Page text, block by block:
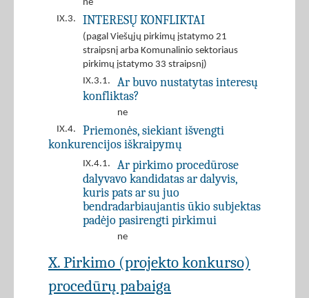
ne
IX.3.
INTERESŲ KONFLIKTAI
(pagal Viešųjų pirkimų įstatymo 21
straipsnį arba Komunalinio sektoriaus
pirkimų įstatymo 33 straipsnį)
IX.3.1.
Ar buvo nustatytas interesų
konfliktas?
ne
IX.4.
Priemonės, siekiant išvengti
konkurencijos iškraipymų
IX.4.1.
Ar pirkimo procedūrose
dalyvavo kandidatas ar dalyvis,
kuris pats ar su juo
bendradarbiaujantis ūkio subjektas
padėjo pasirengti pirkimui
ne
X. Pirkimo (projekto konkurso)
procedūrų pabaiga